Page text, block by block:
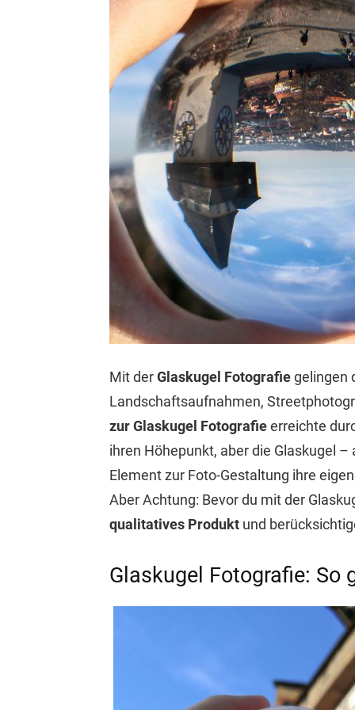
Mit derGlaskugel Fotografiegelingen
Landschaftsaufnahmen,
zur Glaskugel Fotografieerreichte
ihren Höhepunkt, aber die Glaskugel
Element zur Foto-Gestaltung ihre
Aber Achtung: Bevor du mit der
qualitatives Produkt und
Glaskugel Fotografie: So